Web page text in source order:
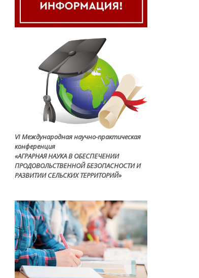
VI Международная научно-практическая
конференция
«АГРАРНАЯ НАУКА В ОБЕСПЕЧЕНИИ
ПРОДОВОЛЬСТВЕННОЙ БЕЗОПАСНОСТИ И
РАЗВИТИИ СЕЛЬСКИХ ТЕРРИТОРИЙ»